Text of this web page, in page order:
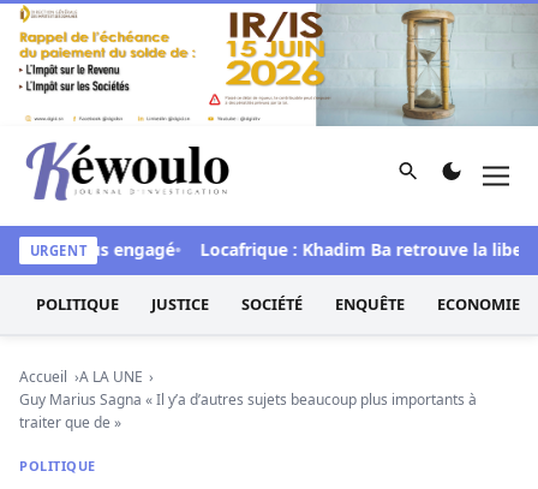
Aller au contenu
Kéwoulo, le premier site d'information et d'investigation
Rechercher
URGENT engagé Locafrique : Khadim Ba retrouve la liberté
POLITIQUE JUSTICE SOCIÉTÉ ENQUÊTE ECONOMIE
Accueil
A LA UNE
Guy Marius Sagna « Il y’a d’autres sujets beaucoup plus importants à
traiter que de »
POLITIQUE